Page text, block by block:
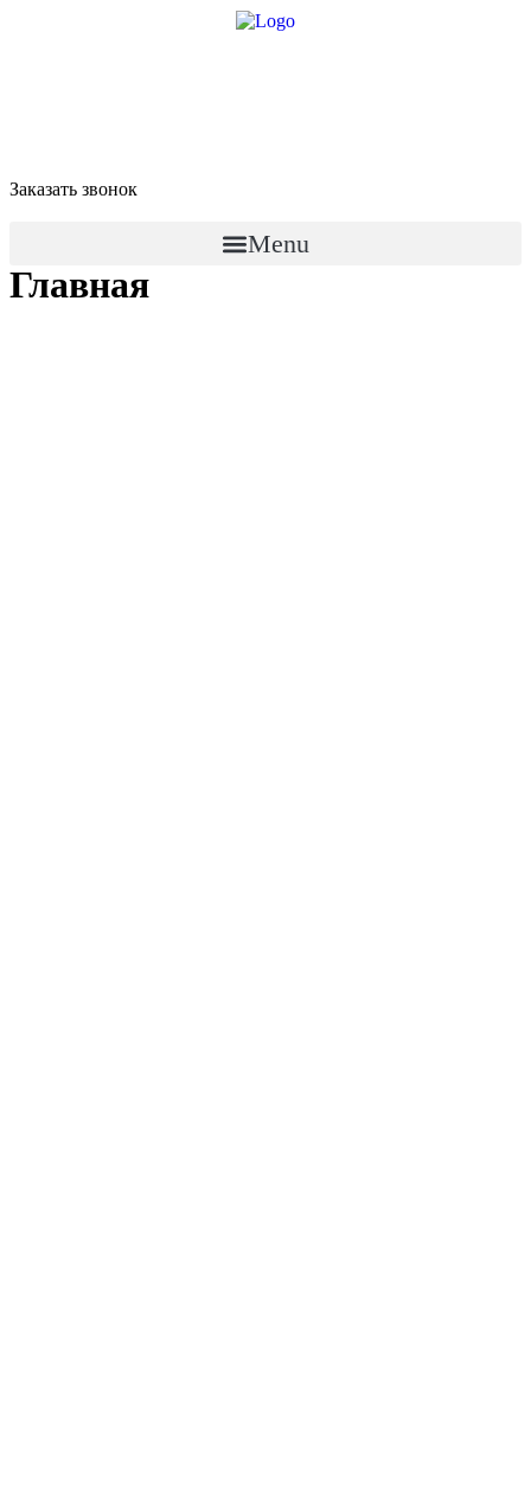
Заказать звонок
Menu
Главная